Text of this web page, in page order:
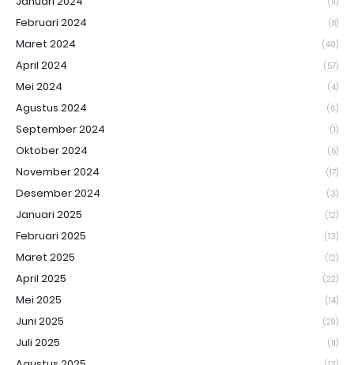
Februari 2024 (8)
Maret 2024 (40)
April 2024 (57)
Mei 2024 (4)
Agustus 2024 (6)
September 2024 (1)
Oktober 2024 (5)
November 2024 (17)
Desember 2024 (3)
Januari 2025 (12)
Februari 2025 (13)
Maret 2025 (12)
April 2025 (22)
Mei 2025 (14)
Juni 2025 (29)
Juli 2025 (11)